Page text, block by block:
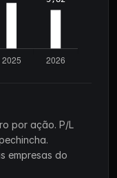
por ação. P/L
empresas do